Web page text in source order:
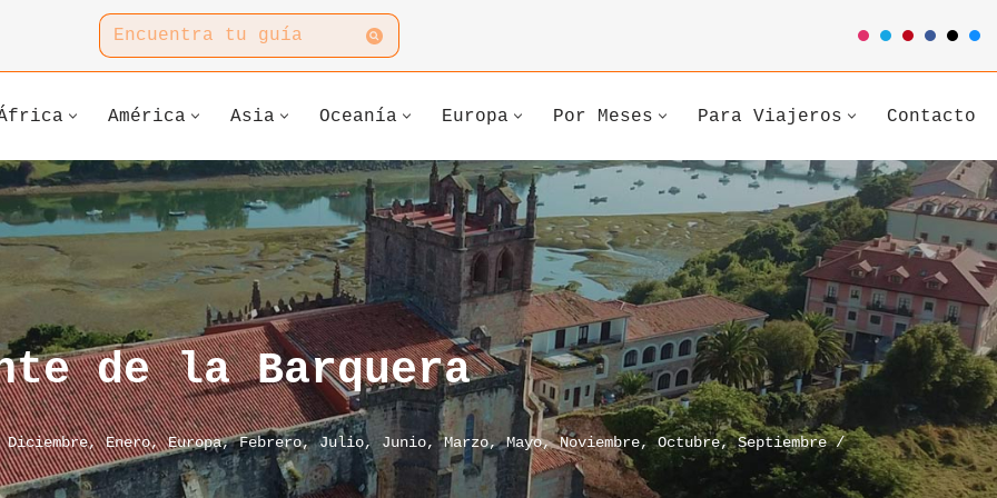
América Asia Oceanía Europa Por Meses Para Viajeros Contacto
de la Barquera
Diciembre,Enero,Europa,Febrero,Julio, Junio,Marzo,Mayo,Noviembre,Octubre,Septiembre